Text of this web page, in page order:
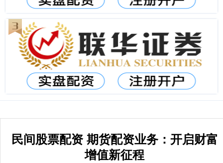
民间股票配资 期货配资业务：开启财富
增值新征程